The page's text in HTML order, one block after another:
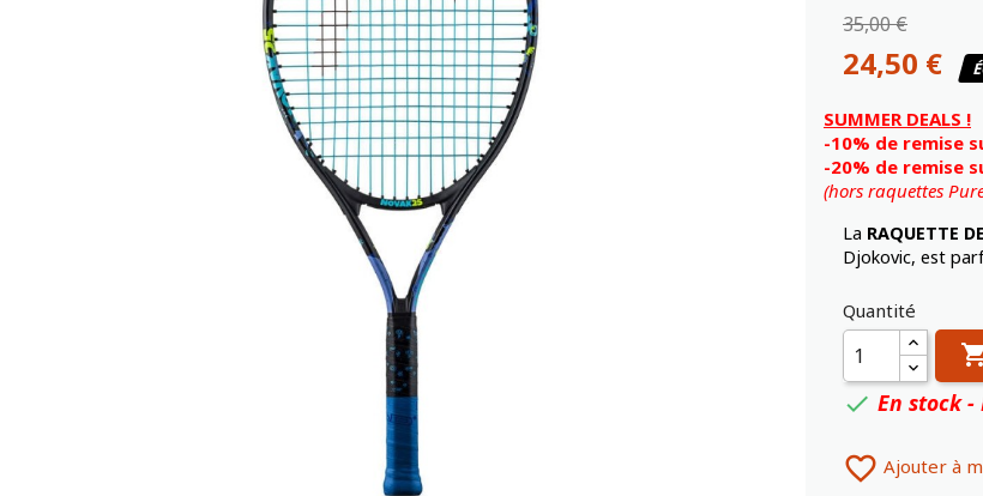
35,00 €
24,50 €
SUMMER DEALS !
-10% de remise
-20% de remise
(hors raquettes
La RAQUETTE
Djokovic, est
Quantité
 En stock -
 Ajouter à